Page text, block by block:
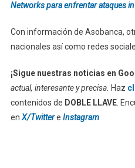
Networks para enfrentar ataques
Con información de Asobanca,
nacionales así como redes
¡Sigue nuestras noticias en
actual, interesante y precisa. Haz
contenidos de DOBLE LLAVE.
en X/Twittere Instagram